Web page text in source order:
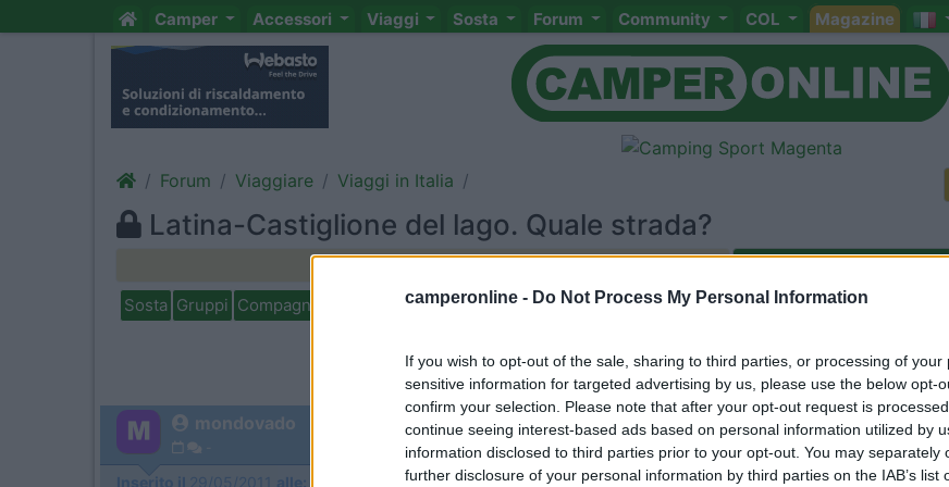
camperonline - Do Not Process My Personal Information
If you wish to opt-out of the sale, sharing to third parties, or processing of your
sensitive information for targeted advertising by us, please use the below opt-
confirm your selection. Please note that after your opt-out request is
continue seeing interest-based ads based on personal information utilized by
information disclosed to third parties prior to your opt-out. You may separately
further disclosure of your personal information by third parties on the IAB’s list
Camper Accessori Viaggi Sosta Forum Community COL Magazine
Forum Viaggiare Viaggi in Italia
Latina-Castiglione del lago. Quale strada?
Sosta Gruppi Compagni Estero Marchi Meccanica Cellula Accessori Eventi Leggi Comportamenti
< 1 >
mondovado
Inserito il 29/05/2011 alle: